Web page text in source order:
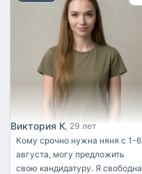
Виктория К 29 лет
Кому срочно нужна няня с 1-6
августа, могу предложить
свою кандидатуру. Я свободна